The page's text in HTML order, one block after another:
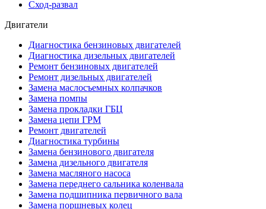
Сход-развал
Двигатели
Диагностика бензиновых двигателей
Диагностика дизельных двигателей
Ремонт бензиновых двигателей
Ремонт дизельных двигателей
Замена маслосъемных колпачков
Замена помпы
Замена прокладки ГБЦ
Замена цепи ГРМ
Ремонт двигателей
Диагностика турбины
Замена бензинового двигателя
Замена дизельного двигателя
Замена масляного насоса
Замена переднего сальника коленвала
Замена подшипника первичного вала
Замена поршневых колец